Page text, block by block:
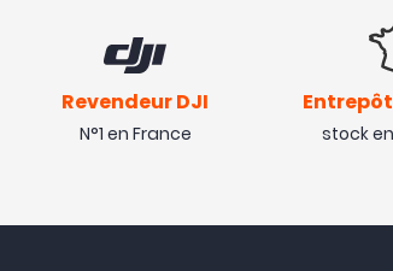
Revendeur DJI
N°1 en France stock